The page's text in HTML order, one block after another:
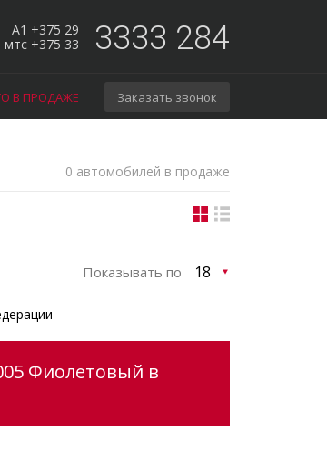
A1 +375 29
мтс +375 33
3333 284
В ПРОДАЖЕ Заказать звонок
0 автомобилей в продаже
Показывать по
Фиолетовый в